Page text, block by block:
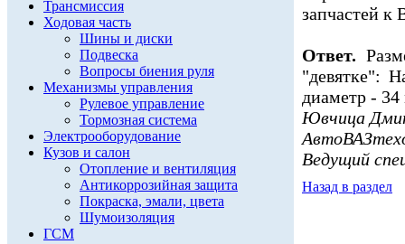
Трансмиссия
Ходовая часть
Шины и диски
Подвеска
Вопросы биения руля
Механизмы управления
Рулевое управление
Тормозная система
Электрооборудование
Кузов и салон
Отопление и вентиляция
Антикоррозийная защита
Покраска, эмали, цвета
Шумоизоляция
ГСМ
запчастей к
Ответ.
"девятке":
диаметр -
Ювчица
Ведущий
Назад в раздел